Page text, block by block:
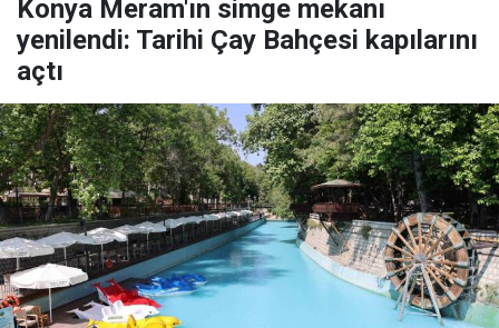
Konya Meram'ın simge mekanı
yenilendi: Tarihi Çay Bahçesi kapılarını
açtı